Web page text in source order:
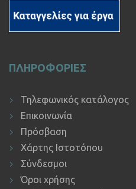
ΠΛΗΡΟΦΟΡΙΕΣ
Τηλεφωνικός κατάλογος
Επικοινωνία
Πρόσβαση
Χάρτης Ιστοτόπου
Σύνδεσμοι
Όροι χρήσης